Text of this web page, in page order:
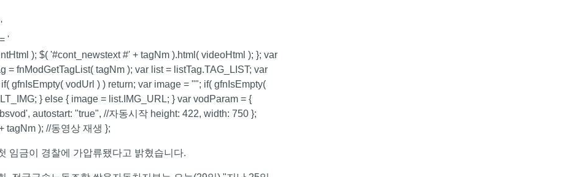
'
); $( '#cont_newstext #' + tagNm ).html( videoHtml ); }; var
= fnModGetTagList( tagNm ); var list = listTag.TAG_LIST; var
gfnIsEmpty( vodUrl ) ) return; var image = ""; if( gfnIsEmpty(
} else { image = list.IMG_URL; } var vodParam = {
autostart: "true", //자동시작 height: 422, width: 750 };
tagNm ); //동영상 재생 };
임금이 경찰에 가압류됐다고 밝혔습니다.